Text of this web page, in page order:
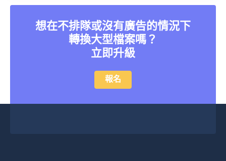
想在不排隊或沒有廣告的情況下
轉換大型檔案嗎？
立即升級
報名